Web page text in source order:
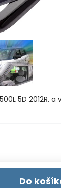
5D 2012R. a
Do